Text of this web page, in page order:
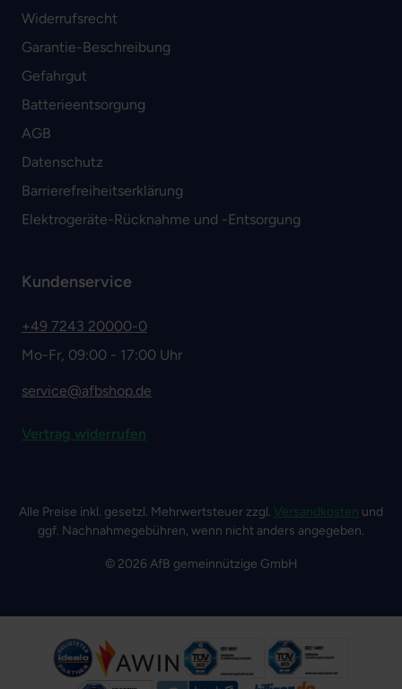
Widerrufsrecht
Garantie-Beschreibung
Gefahrgut
Batterieentsorgung
AGB
Datenschutz
Barrierefreiheitserklärung
Elektrogeräte-Rücknahme und -Entsorgung
Kundenservice
+49 7243 20000-0
Mo-Fr, 09:00 - 17:00 Uhr
service@afbshop.de
Vertrag widerrufen
Alle Preise inkl. gesetzl. Mehrwertsteuer zzgl. Versandkosten und
ggf. Nachnahmegebühren, wenn nicht anders angegeben.
© 2026 AfB gemeinnützige GmbH